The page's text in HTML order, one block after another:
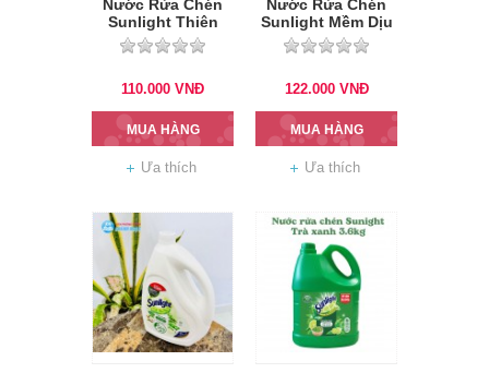
Nước Rửa Chén
Sunlight Thiên
Nhiên Túi 3.4Kg
110.000 VNĐ
MUA HÀNG
Ưa thích
Nước Rửa Chén
Sunlight Mềm Dịu
3.6kg
122.000 VNĐ
MUA HÀNG
Ưa thích